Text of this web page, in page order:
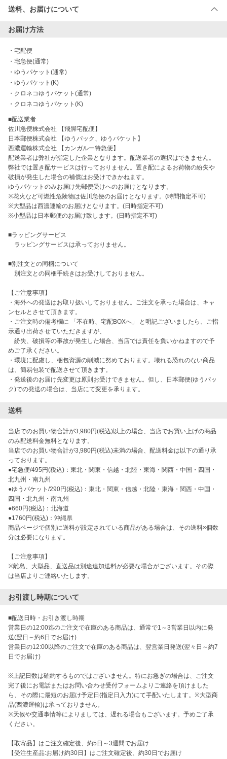
送料、お届けについて
お届け方法
・ 宅配便
・ 宅急便(通常)
・ ゆうパケット(通常)
・ ゆうパケット(K)
・ クロネコゆうパケット(通常)
・ クロネコゆうパケット(K)
■配送業者
佐川急便株式会社 【飛脚宅配便】
日本郵便株式会社 【ゆうパック、ゆうパケット】
西濃運輸株式会社 【カンガルー特急便】
配送業者は弊社が指定した企業となります。配送業者の選択はできません。
弊社では置き配サービスは行っておりません。置き配によるお荷物の紛失や
破損が発生した場合の補償はお受けできかねます。
ゆうパケットのみお届け先郵便受けへのお届けとなります。
※花火など可燃性危険物は佐川急便のお届けとなります。(時間指定不可)
※大型品は西濃運輸のお届けとなります。(日時指定不可)
※小型品は日本郵便のお届け致します。(日時指定不可)
■ラッピングサービス
ラッピングサービスは承っておりません。
■別注文との同梱について
別注文との同梱手続きはお受けしておりません。
【ご注意事項】
・海外への発送はお取り扱いしておりません。ご注文を承った場合は、キャ
ンセルとさせて頂きます。
・ご注文時の備考欄に 「不在時、宅配BOXへ」 と明記ございましたら、ご指
示通り出荷させていただきますが、
紛失、破損等の事故が発生した場合、当店では責任を負いかねますので予
めご了承ください。
・環境に配慮し、梱包資源の削減に努めております。壊れる恐れのない商品
は、簡易包装で配送させて頂きます。
・発送後のお届け先変更は原則お受けできません。但し、日本郵便(ゆうパッ
ク)での発送の場合は、当店にて変更を承ります。
送料
当店でのお買い物合計が3,980円(税込)以上の場合、当店でお買い上げの商品
のみ配送料金無料となります。
当店でのお買い物合計が3,980円(税込)未満の場合、配送料金は以下の通り承
っております。
●宅急便/495円(税込)：東北・関東・信越・北陸・東海・関西・中国・四国・
北九州・南九州
●ゆうパケット/290円(税込)：東北・関東・信越・北陸・東海・関西・中国・
四国・北九州・南九州
●660円(税込)：北海道
●1760円(税込)：沖縄県
商品ページで個別に送料が設定されている商品がある場合は、その送料×個数
分は必要になります。
【ご注意事項】
※離島、大型品、直送品は別途追加送料が必要な場合がございます。その際
は当店よりご連絡いたします。
お引渡し時期について
■配送日時・お引き渡し時期
営業日の12:00迄のご注文で在庫のある商品は、通常で1～3営業日以内に発
送(翌日～約6日でお届け)
営業日の12:00以降のご注文で在庫のある商品は、翌営業日発送(翌々日～約7
日でお届け)
※上記日数は確約するものではございません。特にお急ぎの場合は、ご注文
完了後にお電話またはお問い合わせ受付フォームよりご連絡を頂けました
ら、その際に最短のお届け予定日(指定日入力)にて手配いたします。※大型商
品(西濃運輸)は承っておりません。
※天候や交通事情等によりましては、遅れる場合もございます。予めご了承
ください。
【取寄品】はご注文確定後、約5日～3週間でお届け
【受注生産品:お届け約30日】はご注文確定後、約30日でお届け